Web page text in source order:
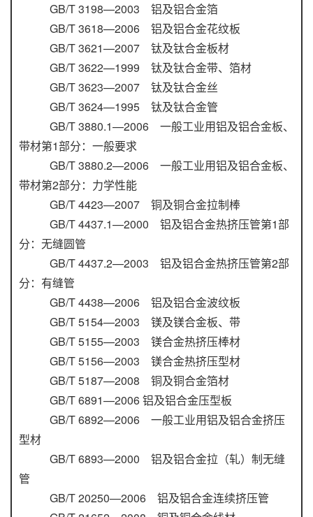
GB/T 3198—2003 铝及铝合金箔
GB/T 3618—2006 铝及铝合金花纹板
GB/T 3621—2007 钛及钛合金板材
GB/T 3622—1999 钛及钛合金带、箔材
GB/T 3623—2007 钛及钛合金丝
GB/T 3624—1995 钛及钛合金管
GB/T 3880.1—2006 一般工业用铝及铝合金板、
带材第1部分：一般要求
GB/T 3880.2—2006 一般工业用铝及铝合金板、
带材第2部分：力学性能
GB/T 4423—2007 铜及铜合金拉制棒
GB/T 4437.1—2000 铝及铝合金热挤压管第1部
分：无缝圆管
GB/T 4437.2—2003 铝及铝合金热挤压管第2部
分：有缝管
GB/T 4438—2006 铝及铝合金波纹板
GB/T 5154—2003 镁及镁合金板、带
GB/T 5155—2003 镁合金热挤压棒材
GB/T 5156—2003 镁合金热挤压型材
GB/T 5187—2008 铜及铜合金箔材
GB/T 6891—2006 铝及铝合金压型板
GB/T 6892—2006 一般工业用铝及铝合金挤压
型材
GB/T 6893—2000 铝及铝合金拉（轧）制无缝
管
GB/T 20250—2006 铝及铝合金连续挤压管